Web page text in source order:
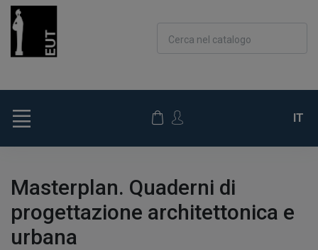
Cerca nel catalogo
IT
Masterplan. Quaderni di
progettazione architettonica e
urbana